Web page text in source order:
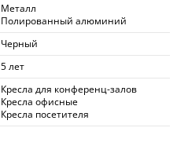
Металл
Полированный алюминий
Черный
5 лет
Кресла для конференц-залов
Кресла офисные
Кресла посетителя